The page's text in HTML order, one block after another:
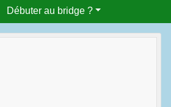
Débuter au bridge ?